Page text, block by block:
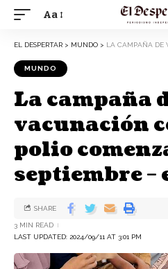
Aa
EL DESPERTAR > MUNDO > LA CAMPAÑA DE VACUNACIÓN
MUNDO
La campaña
vacunación
polio
septiembre
LAST UPDATED: 2024/09/11 AT 3:01 PM
3 MIN READ
SHARE